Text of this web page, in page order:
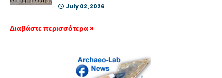
July 02, 2026
Διαβάστε περισσότερα »